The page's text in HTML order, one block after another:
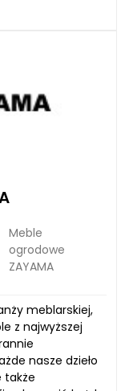
Meble
ogrodowe
ZAYAMA
meblarskiej,
z najwyższej
nasze dzieło
także